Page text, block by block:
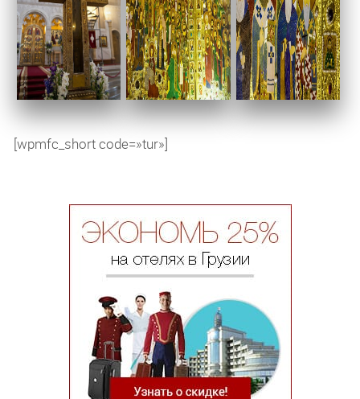
[wpmfc_short code=»tur»]